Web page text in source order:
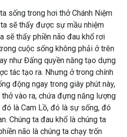
sống trong hơi thở Chánh Niệm
sẽ thấy được sự mầu nhiệm
sẽ thấy phiền não đau khổ rơi
cuộc sống không phải ở trên
như Đấng quyền năng tạo dựng
tác tạo ra. Nhưng ở trong chính
động ngay trong giây phút này,
vào ra, chứa đựng năng lượng
đó là Cam Lồ, đó là sự sống, đó
Chúng ta đau khổ là chúng ta
não là chúng ta chạy trốn